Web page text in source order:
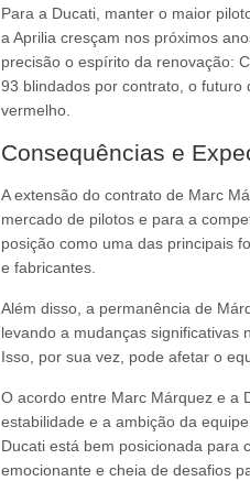
Para a Ducati, manter o maior
a Aprilia cresçam nos próximos
precisão o espírito da renovação:
93 blindados por contrato, o futuro
vermelho.
Consequências e
A extensão do contrato de Marc
mercado de pilotos e para a
posição como uma das principais
e fabricantes.
Além disso, a permanência de
levando a mudanças significativas
Isso, por sua vez, pode afetar o
O acordo entre Marc Márquez e a
estabilidade e a ambição da
Ducati está bem posicionada para
emocionante e cheia de desafios